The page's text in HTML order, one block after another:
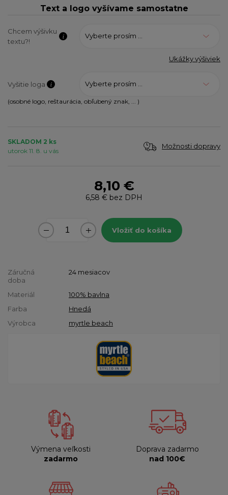
Text a logo vyšívame samostatne
Chcem výšivku
textu?!
Vyberte prosím ...
Ukážky výšiviek
Vyšitie loga Vyberte prosím ...
(osobné logo, reštaurácia, obľubený znak, ... )
SKLADOM 2 ks
utorok 11. 8. u vás
Možnosti dopravy
8,10 €
6,58 € bez DPH
Vložiť do košíka
Záručná
doba
24 mesiacov
Materiál
100% bavlna
Farba
Hnedá
Výrobca
myrtle beach
Výmena veľkosti
zadarmo
Doprava zadarmo
nad 100€